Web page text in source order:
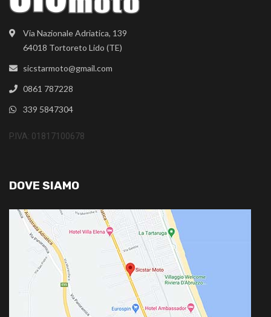
Via Nazionale Adriatica, 139
64018 Tortoreto Lido (TE)
sicstarmoto@gmail.com
0861 787228
339 5847304
P.IVA: 01817100678
DOVE SIAMO